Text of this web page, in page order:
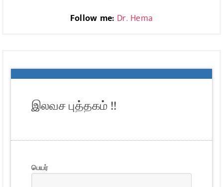
Follow me: Dr. Hema
இலவச புத்தகம் !!
பெயர்